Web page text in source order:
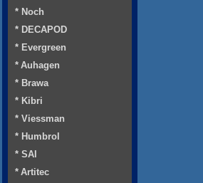
* Noch
* DECAPOD
* Evergreen
* Auhagen
* Brawa
* Kibri
* Viessman
* Humbrol
* SAI
* Artitec